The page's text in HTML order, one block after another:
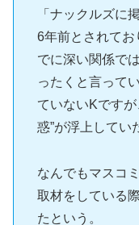
「ナックルズに
6年前とされて
でに深い関係で
ったくと言って
ていないKです
惑”が浮上してい
なんでもマスコ
取材をしている
たという。